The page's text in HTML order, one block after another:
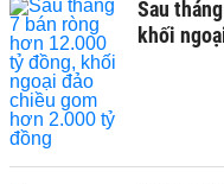
Sau
khối